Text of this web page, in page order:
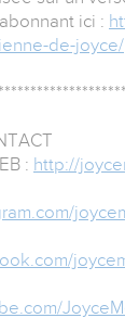
ici :
de-joyce/
: http://